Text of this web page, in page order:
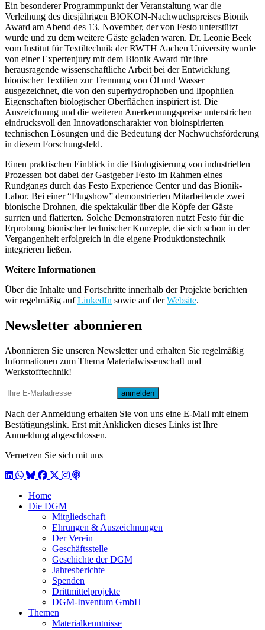
Ein besonderer Programmpunkt der Veranstaltung war die
Verleihung des diesjährigen BIOKON-Nachwuchspreises Bionik
Award am Abend des 13. November, der von Festo unterstützt
wurde und zu dem weitere Gäste geladen waren. Dr. Leonie Beek
vom Institut für Textiltechnik der RWTH Aachen University wurde
von einer Expertenjury mit dem Bionik Award für ihre
herausragende wissenschaftliche Arbeit bei der Entwicklung
bionischer Textilien zur Trennung von Öl und Wasser
ausgezeichnet, die von den superhydrophoben und lipophilen
Eigenschaften biologischer Oberflächen inspiriert ist. Die
Auszeichnung und die weiteren Anerkennungspreise unterstrichen
eindrucksvoll den Innovationscharakter von bioinspirierten
technischen Lösungen und die Bedeutung der Nachwuchsförderung
in diesem Forschungsfeld.
Einen praktischen Einblick in die Biologisierung von industriellen
Prozessen bot dabei der Gastgeber Festo im Rahmen eines
Rundgangs durch das Festo Experience Center und das Bionik-
Labor. Bei einer “Flugshow” demonstrierten Mitarbeitende zwei
bionische Drohnen, die spektakulär über die Köpfe der Gäste
surrten und flatterten. Solche Demonstratoren nutzt Festo für die
Erprobung bionischer technischer Konzepte, die sich schon in der
Vergangenheit erfolgreich in die eigene Produktionstechnik
integrieren ließen.
Weitere Informationen
Über die Inhalte und Fortschritte innerhalb der Projekte berichten
wir regelmäßig aufLinkedIn sowie auf derWebsite.
Newsletter abonnieren
Abonnieren Sie unseren Newsletter und erhalten Sie regelmäßig
Informationen zum Thema Materialwissenschaft und
Werkstofftechnik!
E-mail
anmelden
Nach der Anmeldung erhalten Sie von uns eine E-Mail mit einem
Bestätigungslink. Erst mit Anklicken dieses Links ist Ihre
Anmeldung abgeschlossen.
Vernetzen Sie sich mit uns
LinkedIn
WhatsApp
BlueSky
Facebook
X / Twitter
Instagram
Podcast
Home
Die DGM
Mitgliedschaft
Ehrungen & Auszeichnungen
Der Verein
Geschäftsstelle
Geschichte der DGM
Jahresberichte
Spenden
Drittmittelprojekte
DGM-Inventum GmbH
Themen
Materialkenntnisse